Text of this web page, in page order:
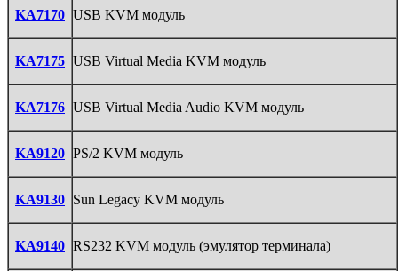
KA7170 USB KVM модуль
KA7175 USB Virtual Media KVM модуль
KA7176 USB Virtual Media Audio KVM модуль
KA9120 PS/2 KVM модуль
KA9130 Sun Legacy KVM модуль
KA9140 RS232 KVM модуль (эмулятор терминала)